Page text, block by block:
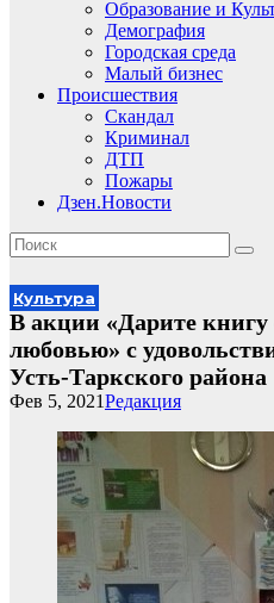
Образование и
Демография
Городская среда
Малый бизнес
Происшествия
Скандал
Криминал
ДТП
Пожары
Дзен.Новости
Культура
В акции «Дарите книгу
любовью» с
Усть-Таркского района
Редакция
Фев 5, 2021